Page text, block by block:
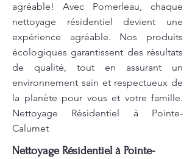
agréable! Avec Pomerleau, chaque
nettoyage résidentiel devient une
expérience agréable. Nos produits
écologiques garantissent des résultats
de qualité, tout en assurant un
environnement sain et respectueux de
la planète pour vous et votre famille.
Nettoyage Résidentiel à Pointe-
Calumet
Nettoyage Résidentiel à Pointe-